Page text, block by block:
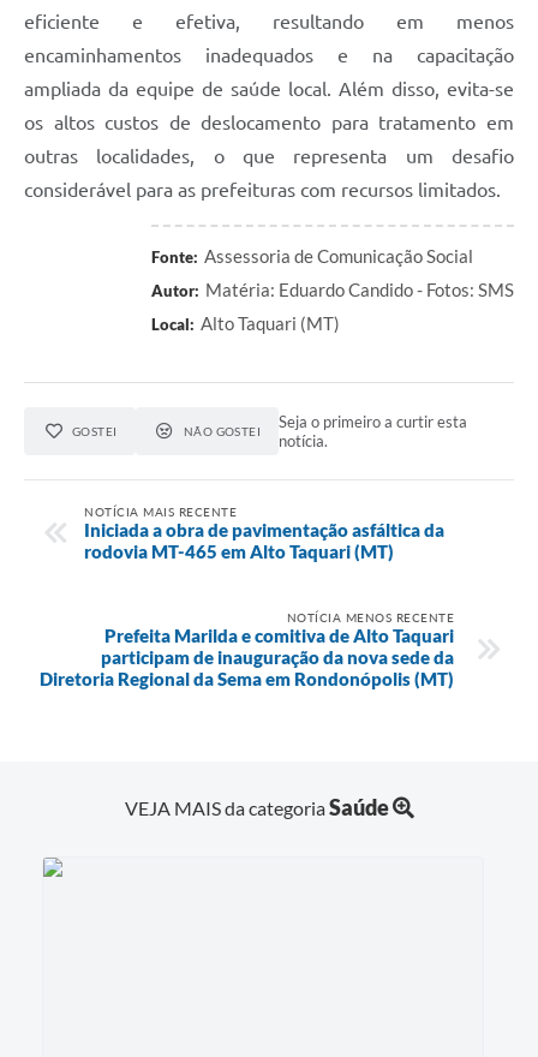
eficiente e efetiva, resultando em menos
encaminhamentos inadequados e na capacitação
ampliada da equipe de saúde local. Além disso, evita-se
os altos custos de deslocamento para tratamento em
outras localidades, o que representa um desafio
considerável para as prefeituras com recursos limitados.
Fonte: Assessoria de Comunicação Social
Autor: Matéria: Eduardo Candido - Fotos: SMS
Local: Alto Taquari (MT)
GOSTEI NÃO GOSTEI
Seja o primeiro a curtir esta
notícia.
NOTÍCIA MAIS RECENTE
Iniciada a obra de pavimentação asfáltica da
rodovia MT-465 em Alto Taquari (MT)
NOTÍCIA MENOS RECENTE
Prefeita Marilda e comitiva de Alto Taquari
participam de inauguração da nova sede da
Diretoria Regional da Sema em Rondonópolis (MT)
VEJA MAIS da categoriaSaúde